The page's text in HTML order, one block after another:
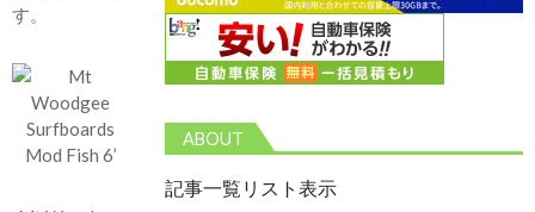
す。
ABOUT
記事一覧リスト表示